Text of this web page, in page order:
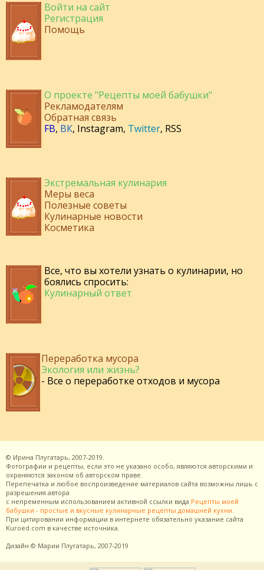
Войти на сайт
Регистрация
Помощь
О проекте "Рецепты моей бабушки"
Рекламодателям
Обратная связь
FB, ВК, Instagram, Twitter, RSS
Экстремальная кулинария
Меры веса
Полезные советы
Кулинарные новости
Косметика
Все, что вы хотели узнать о кулинарии, но
боялись спросить:
Кулинарный ответ
Переработка мусора
Экология или жизнь?
- Все о переработке отходов и мусора
© Ирина Плугатарь, 2007-2019.
Фотографии и рецепты, если это не указано особо, являются авторскими и
охраняются законом об авторском праве.
Перепечатка и любое воспроизведение материалов сайта возможны лишь с
разрешения автора
с непременным использованием активной ссылки вида Рецепты моей
бабушки - простые и вкусные кулинарные рецепты домашней кухни.
При цитировании информации в интернете обязательно указание сайта
Kuroed.com в качестве источника.
Дизайн © Марии Плугатарь, 2007-2019